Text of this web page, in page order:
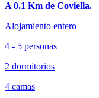
A 0.1 Km de Coviella.
Alojamiento entero
4 - 5 personas
2 dormitorios
4 camas